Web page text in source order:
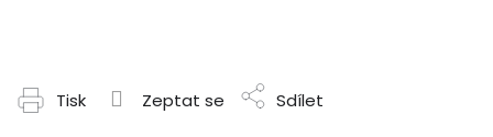
Tisk Zeptat se Sdílet